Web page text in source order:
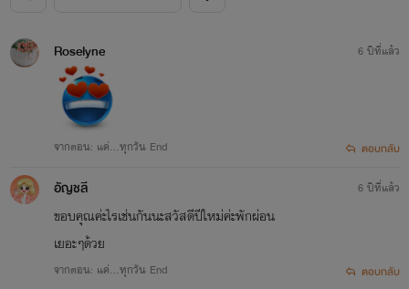
ปรับปรุงในอนาคตจ้า
Roselyne
จากตอน: แค่...ทุกวัน End
6 ปีที่แล้ว
ตอบกลับ
อัญชลี
ขอบคุณค่ะไรเช่นกันนะสวัสดีปีใหม่ค่ะพักผ่อน
เยอะๆด้วย
จากตอน: แค่...ทุกวัน End
6 ปีที่แล้ว
ตอบกลับ